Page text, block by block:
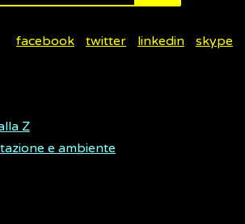
facebook twitter linkedin skype
Z
e ambiente